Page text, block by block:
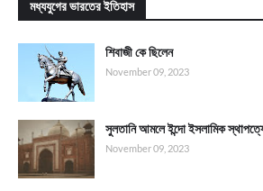
মধ্যযুগের ভারতের ইতিহাস
শিবাজী কে ছিলেন
November 09, 2023
সুলতানি আমলে ইন্দো ইসলামিক
November 09, 2023